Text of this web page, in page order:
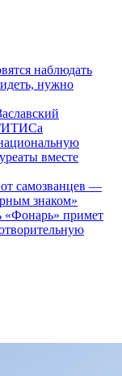
наблюдать
нужно
вместе
самозванцев —
знаком»
примет